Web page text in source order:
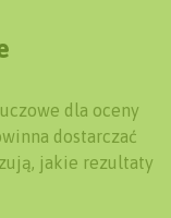
dla oceny
dostarczać
jakie rezultaty